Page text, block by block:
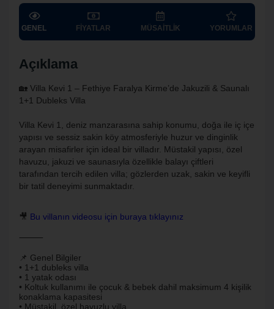
GENEL FIYATLAR MÜSAITLIK YORUMLAR
Açıklama
🏡 Villa Kevi 1 – Fethiye Faralya Kirme’de Jakuzili & Saunalı
1+1 Dubleks Villa
Villa Kevi 1, deniz manzarasına sahip konumu, doğa ile iç içe
yapısı ve sessiz sakin köy atmosferiyle huzur ve dinginlik
arayan misafirler için ideal bir villadır. Müstakil yapısı, özel
havuzu, jakuzi ve saunasıyla özellikle balayı çiftleri
tarafından tercih edilen villa; gözlerden uzak, sakin ve keyifli
bir tatil deneyimi sunmaktadır.
🎥 Bu villanın videosu için buraya tıklayınız
⸻
📌 Genel Bilgiler
• 1+1 dubleks villa
• 1 yatak odası
• Koltuk kullanımı ile çocuk & bebek dahil maksimum 4 kişilik
konaklama kapasitesi
• Müstakil, özel havuzlu villa